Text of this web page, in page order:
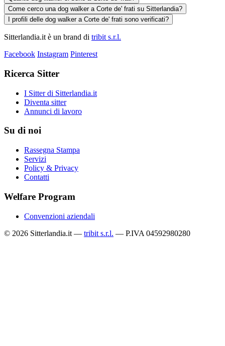
Come cerco una dog walker a Corte de' frati su Sitterlandia?
I profili delle dog walker a Corte de' frati sono verificati?
Sitterlandia.it è un brand di tribit s.r.l.
Facebook Instagram Pinterest
Ricerca Sitter
I Sitter di Sitterlandia.it
Diventa sitter
Annunci di lavoro
Su di noi
Rassegna Stampa
Servizi
Policy & Privacy
Contatti
Welfare Program
Convenzioni aziendali
© 2026 Sitterlandia.it — tribit s.r.l. — P.IVA 04592980280